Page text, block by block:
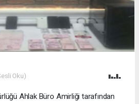
Oku)
Ahlak Büro Amirliği tarafından